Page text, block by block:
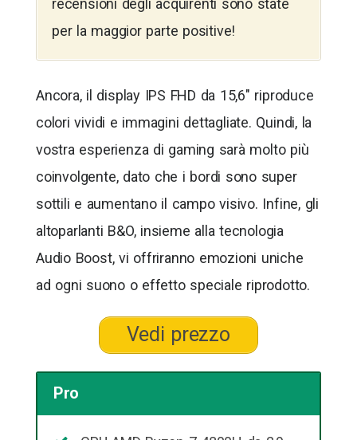
recensioni degli acquirenti sono state
per la maggior parte positive!
Ancora, il display IPS FHD da 15,6″ riproduce
colori vividi e immagini dettagliate. Quindi, la
vostra esperienza di gaming sarà molto più
coinvolgente, dato che i bordi sono super
sottili e aumentano il campo visivo. Infine, gli
altoparlanti B&O, insieme alla tecnologia
Audio Boost, vi offriranno emozioni uniche
ad ogni suono o effetto speciale riprodotto.
Vedi prezzo
Pro